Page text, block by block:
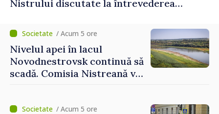
Nistrului discutate la întrevederea
rezidentă a PNUD în Republica Moldova,
Daniela Gasparikova
/ Acum 5 ore
Nivelul apei în lacul
Novodnestrovsk continuă să
scadă. Comisia Nistreană va
/ Acum 5 ore